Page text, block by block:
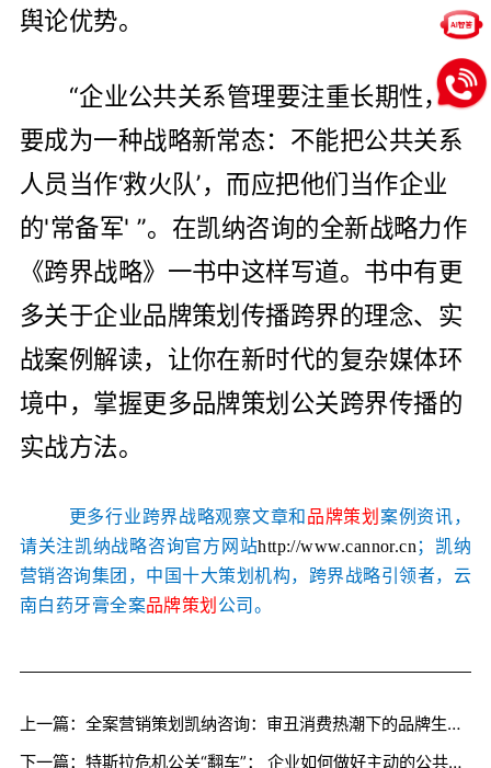
舆论优势。
“企业公共关系管理要注重长期性，
要成为一种战略新常态：不能把公共关系
人员当作‘救火队’，而应把他们当作企业
的'常备军' ”。在凯纳咨询的全新战略力作
《跨界战略》一书中这样写道。书中有更
多关于企业品牌策划传播跨界的理念、实
战案例解读，让你在新时代的复杂媒体环
境中，掌握更多品牌策划公关跨界传播的
实战方法。
更多行业跨界战略观察文章和 品牌策划 案例资讯，
请关注凯纳战略咨询官方网站http://www.cannor.cn ；凯纳
营销咨询集团，中国十大策划机构，跨界战略引领者，云
南白药牙膏全案品牌策划 公司。
上一篇：全案营销策划凯纳咨询：审丑消费热潮下的品牌生存法则
下一篇：特斯拉危机公关“翻车”： 企业如何做好主动的公共形象营销策划维护？